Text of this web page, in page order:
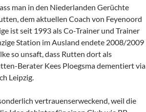
man in den Niederlanden Gerüchte
dem aktuellen Coach von Feyenoord
ist seit 1993 als Co-Trainer und Trainer
Station im Ausland endete 2008/2009
so unsaft, dass Rutten dort als
Berater Kees Ploegsma dementiert via
Leipzig.
vertrauenserweckend, weil die